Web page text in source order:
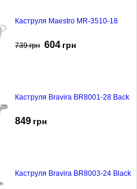
Каструля Maestro MR-3510-18
739 грн 604 грн
Каструля Bravira BR8001-28 Back
849 грн
Каструля Bravira BR8003-24 Black